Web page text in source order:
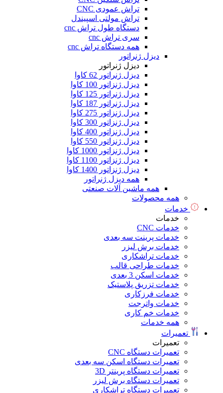
تراش عمودی CNC
تراش مولتی اسپیندل
دستگاه طول تراش cnc
سری تراش cnc
همه دستگاه تراش cnc
دیزل ژنراتور
دیزل ژنراتور
دیزل ژنراتور 62 کاوا
دیزل ژنزاتور 100 کاوا
دیزل ژنراتور 125 کاوا
دیزل ژنراتور 187 کاوا
دیزل ژنزاتور 275 کاوا
دیزل ژنزاتور 300 کاوا
دیزل ژنزاتور 400 کاوا
دیزل ژنزاتور 550 کاوا
دیزل ژنزاتور 1000 کاوا
دیزل ژنزاتور 1100 کاوا
دیزل ژنزاتور 1400 کاوا
همه دیزل ژنراتور
همه ماشین آلات صنعتی
همه محصولات
خدمات
خدمات
خدمات CNC
خدمات پرینت سه بعدی
خدمات برش لیزر
خدمات تراشکاری
خدمات طراحی قالب
خدمات اسکن 3 بعدی
خدمات تزریق پلاستیک
خدمات فرزکاری
خدمات واترجت
خدمات خم کاری
همه خدمات
تعمیرات
تعمیرات
تعمیرات دستگاه CNC
تعمیرات دستگاه اسکن سه بعدی
تعمیرات دستگاه پرینتر 3D
تعمیرات دستگاه برش لیزر
تعمیرات دستگاه تراشکاری